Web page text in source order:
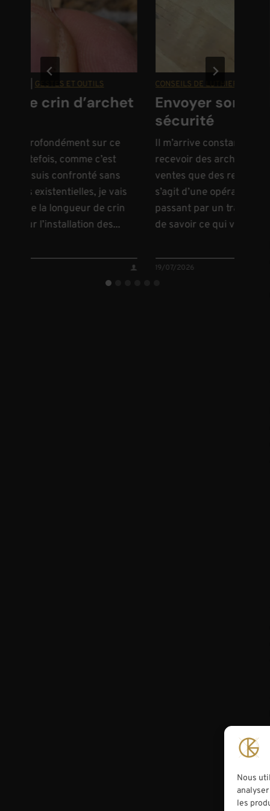
Nous
les
GESTES ET OUTILS
crin d’archet
sur ce
comme c’est
suis confronté sans
existentielles, je vais
la longueur de crin
l’installation des...
CONSEILS DE LUTHIER|GESTES ET
Envoyer son
sécurité
Il m’arrive constamment
recevoir des archets, autant
ventes que des reméchages.
s’agit d’une opération délicate
passant par un transporteur,
de savoir ce qui va arriver à
19/07/2026